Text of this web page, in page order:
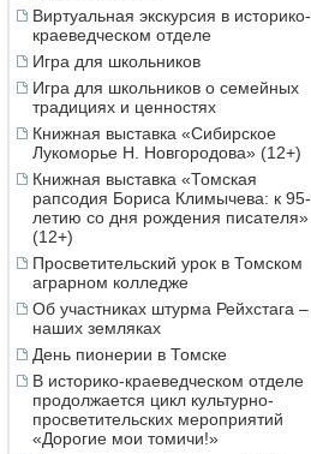
Виртуальная экскурсия в историко-
краеведческом отделе
Игра для школьников
Игра для школьников о семейных
традициях и ценностях
Книжная выставка «Сибирское
Лукоморье Н. Новгородова» (12+)
Книжная выставка «Томская
рапсодия Бориса Климычева: к 95-
летию со дня рождения писателя»
(12+)
Просветительский урок в Томском
аграрном колледже
Об участниках штурма Рейхстага –
наших земляках
День пионерии в Томске
В историко-краеведческом отделе
продолжается цикл культурно-
просветительских мероприятий
«Дорогие мои томичи!»